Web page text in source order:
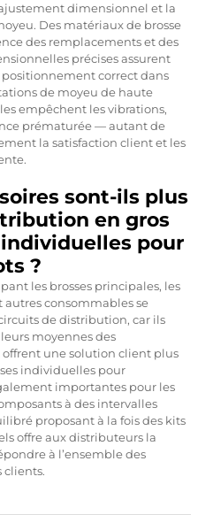
dimensionnel et la
Des matériaux de brosse
des remplacements et des
précises assurent
correct dans
de moyeu de haute
empêchent les vibrations,
prématurée — autant de
la satisfaction client et les
sont-ils plus
en gros
pour
?
les brosses principales, les
autres consommables se
de distribution, car ils
moyennes des
une solution client plus
individuelles pour
importantes pour les
à des intervalles
proposant à la fois des kits
offre aux distributeurs la
à l’ensemble des
clients.